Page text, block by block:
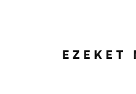
EZEKET